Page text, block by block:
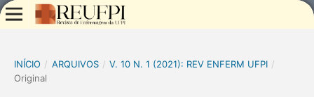
INÍCIO / ARQUIVOS / V. 10 N. 1 (2021): REV ENFERM UFPI /
Original